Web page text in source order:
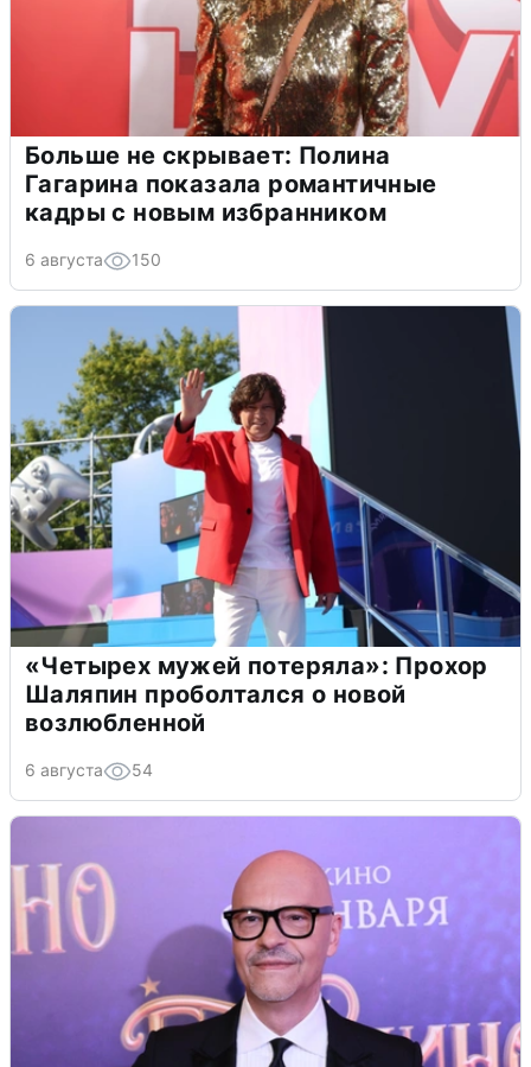
Больше не скрывает: Полина
Гагарина показала романтичные
кадры с новым избранником
6 августа 150
«Четырех мужей потеряла»: Прохор
Шаляпин проболтался о новой
возлюбленной
6 августа 54